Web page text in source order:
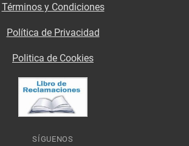
Términos y Condiciones
Política de Privacidad
Politica de Cookies
SÍGUENOS